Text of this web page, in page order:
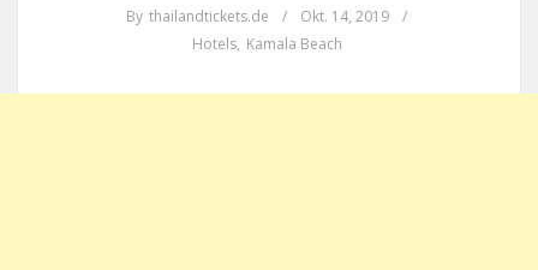
By thailandtickets.de / Okt. 14, 2019
/
Hotels, Kamala Beach